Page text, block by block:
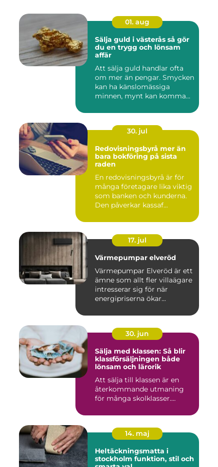
01. aug
Sälja guld i västerås så gör
du en trygg och lönsam
affär
Att sälja guld handlar ofta
om mer än pengar. Smycken
kan ha känslomässiga
minnen, mynt kan komma
30. jul
Redovisningsbyrå mer än
bara bokföring på sista
raden
En redovisningsbyrå är för
många företagare lika viktig
som banken och kunderna.
Den påverkar kassaf...
17. jul
Värmepumpar elveröd
Värmepumpar Elveröd är ett
ämne som allt fler villaägare
intresserar sig för när
energipriserna ökar...
30. jun
Sälja med klassen: Så blir
klassförsäljningen både
lönsam och lärorik
Att sälja till klassen är en
återkommande utmaning
för många skolklasser....
14. maj
Heltäckningsmatta i
stockholm funktion, stil och